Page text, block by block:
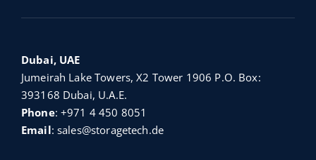
Dubai, UAE
Jumeirah Lake Towers, X2 Tower 1906 P.O. Box:
393168 Dubai, U.A.E.
Phone:+971 4 450 8051
Email:sales@storagetech.de